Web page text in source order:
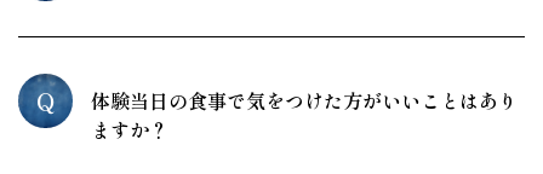
Q
体験当日の食事で気をつけた方がいいことはあり
ますか？